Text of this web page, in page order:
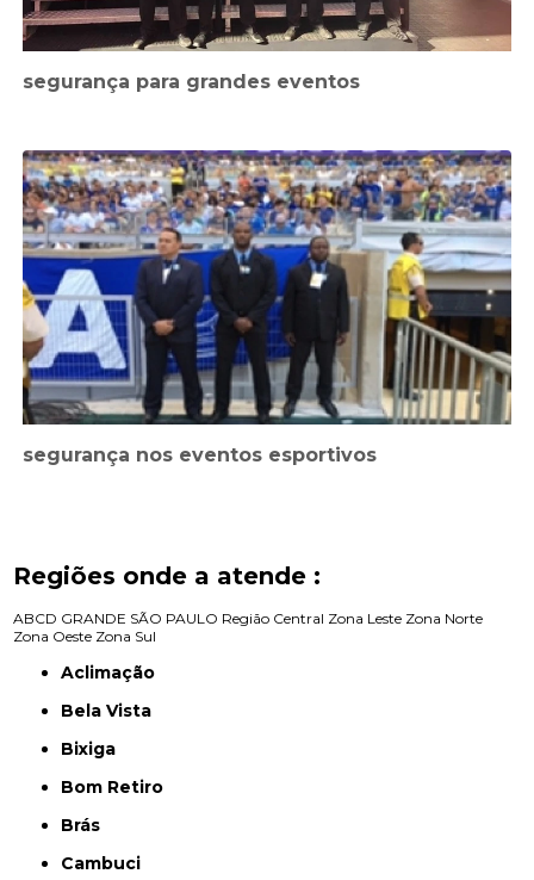
segurança para grandes eventos
segurança nos eventos esportivos
Regiões onde a atende :
ABCD GRANDE SÃO PAULO Região Central Zona Leste Zona Norte
Zona Oeste Zona Sul
Aclimação
Bela Vista
Bixiga
Bom Retiro
Brás
Cambuci